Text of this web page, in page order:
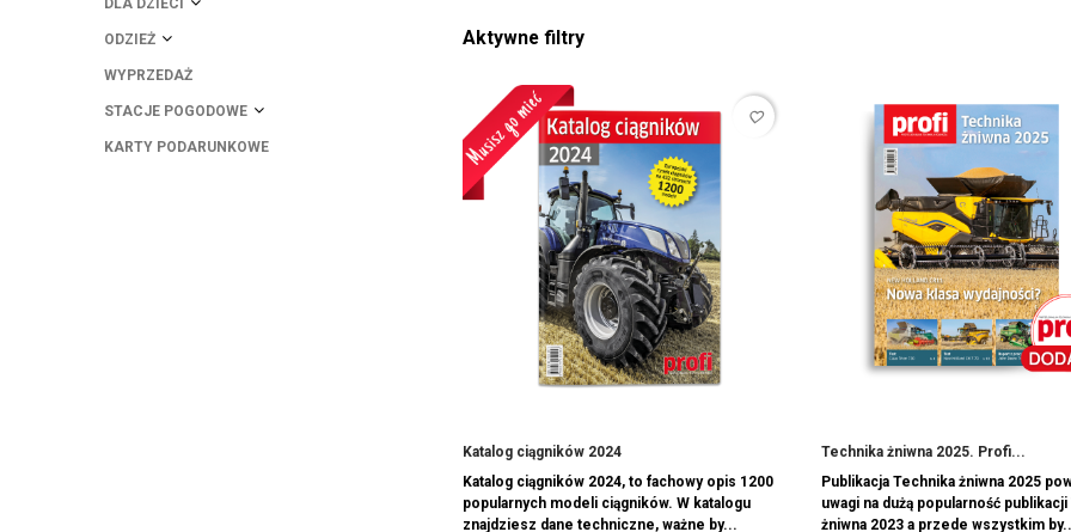
Aktywne filtry
favorite_border
Katalog ciągników 2024
Katalog ciągników 2024, to fachowy opis 1200
popularnych modeli ciągników. W katalogu
znajdziesz dane techniczne, ważne by...
Technika żniwna 2025. Profi...
Publikacja Technika żniwna 2025
uwagi na dużą popularność
żniwna 2023 a przede wszystkim
DLA DZIECI
ODZIEŻ
WYPRZEDAŻ
STACJE POGODOWE
KARTY PODARUNKOWE